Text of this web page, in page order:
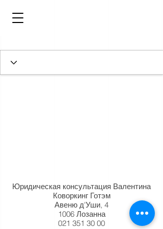
Юридическая консультация Валентина
Коворкинг Готэм
Авеню д'Уши, 4
1006 Лозанна
021 351 30 00